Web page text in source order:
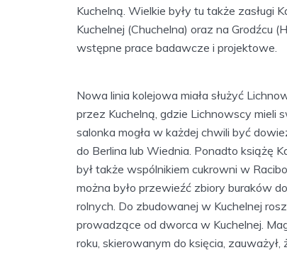
Kuchelną. Wielkie były tu także zasługi
Kuchelnej (Chuchelna) oraz na Grodźcu
wstępne prace badawcze i projektowe.
Nowa linia kolejowa miała służyć
przez Kuchelną, gdzie Lichnowscy mieli
salonka mogła w każdej chwili być
do Berlina lub Wiednia. Ponadto książę
był także wspólnikiem cukrowni w
można było przewieźć zbiory buraków
rolnych. Do zbudowanej w Kuchelnej
prowadzące od dworca w Kuchelnej.
roku, skierowanym do księcia,